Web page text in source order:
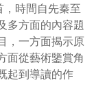
，時間自先秦至
多方面的內容題
，一方面揭示原
面從藝術鑒賞角
起到導讀的作